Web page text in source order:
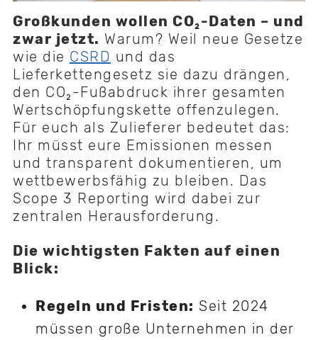
Großkunden wollen CO₂-Daten – und
zwar jetzt. Warum? Weil neue Gesetze
wie die CSRD und das
Lieferkettengesetz sie dazu drängen,
den CO₂-Fußabdruck ihrer gesamten
Wertschöpfungskette offenzulegen.
Für euch als Zulieferer bedeutet das:
Ihr müsst eure Emissionen messen
und transparent dokumentieren, um
wettbewerbsfähig zu bleiben. Das
Scope 3 Reporting wird dabei zur
zentralen Herausforderung.
Die wichtigsten Fakten auf einen
Blick:
Regeln und Fristen: Seit 2024
müssen große Unternehmen in der